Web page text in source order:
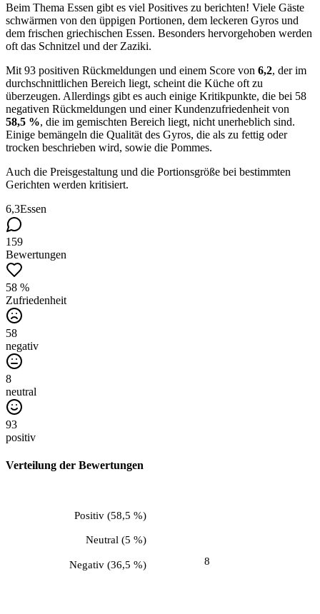
Beim Thema Essen gibt es viel Positives zu berichten! Viele Gäste
schwärmen von den üppigen Portionen, dem leckeren Gyros und
dem frischen griechischen Essen. Besonders hervorgehoben werden
oft das Schnitzel und der Zaziki.
Mit 93 positiven Rückmeldungen und einem Score von 6,2, der im
durchschnittlichen Bereich liegt, scheint die Küche oft zu
überzeugen. Allerdings gibt es auch einige Kritikpunkte, die bei 58
negativen Rückmeldungen und einer Kundenzufriedenheit von
58,5 %, die im gemischten Bereich liegt, nicht unerheblich sind.
Einige bemängeln die Qualität des Gyros, die als zu fettig oder
trocken beschrieben wird, sowie die Pommes.
Auch die Preisgestaltung und die Portionsgröße bei bestimmten
Gerichten werden kritisiert.
6,3Essen
159
Bewertungen
58 %
Zufriedenheit
58
negativ
8
neutral
93
positiv
Verteilung der Bewertungen
Negativ(36,5 %) 8
Neutral(5 %)
Positiv(58,5 %)